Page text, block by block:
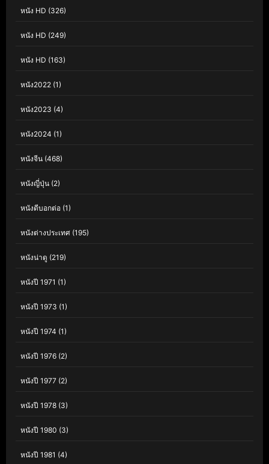
หนัง HD (326)
หนัง HD (249)
หนัง HD (163)
หนัง2022 (1)
หนัง2023 (4)
หนัง2024 (1)
หนังจีน (468)
หนังญี่ปุ่น (2)
หนังดีบอกต่อ (1)
หนังต่างประเทศ (195)
หนังน่าดู (219)
หนังปี 1971 (1)
หนังปี 1973 (1)
หนังปี 1974 (1)
หนังปี 1976 (2)
หนังปี 1977 (2)
หนังปี 1978 (3)
หนังปี 1980 (3)
หนังปี 1981 (4)